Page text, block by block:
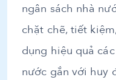
ngân sách nhà
chặt chẽ, tiết
dụng hiệu quả
nước gắn với huy